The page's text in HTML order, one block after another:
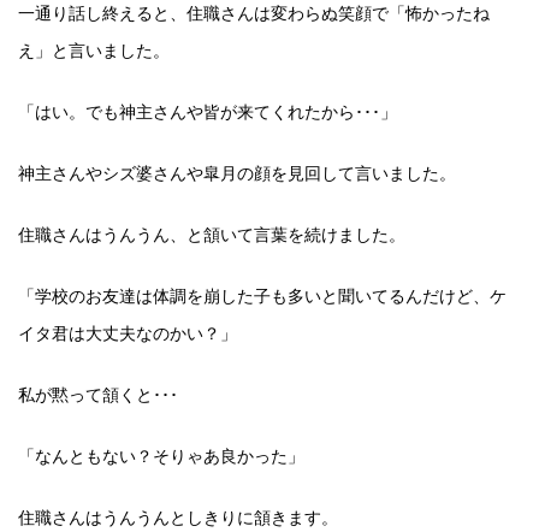
一通り話し終えると、住職さんは変わらぬ笑顔で「怖かったね
え」と言いました。
「はい。でも神主さんや皆が来てくれたから･･･」
神主さんやシズ婆さんや皐月の顔を見回して言いました。
住職さんはうんうん、と頷いて言葉を続けました。
「学校のお友達は体調を崩した子も多いと聞いてるんだけど、ケ
イタ君は大丈夫なのかい？」
私が黙って頷くと･･･
「なんともない？そりゃあ良かった」
住職さんはうんうんとしきりに頷きます。